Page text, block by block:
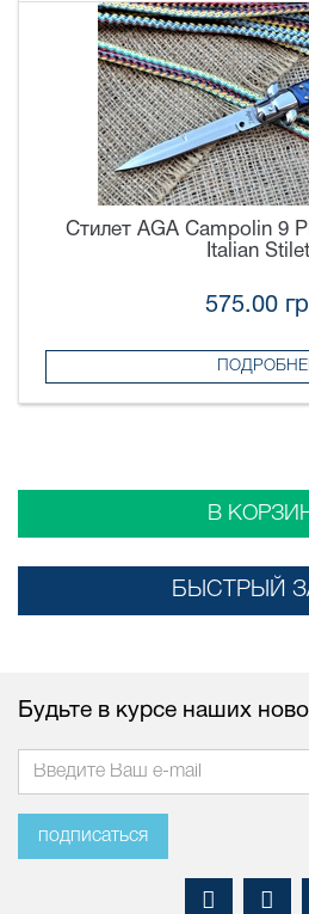
Стилет AGA Campolin 9
Italian
575.00
В
БЫСТРЫЙ
Будьте в курсе наших
подписаться